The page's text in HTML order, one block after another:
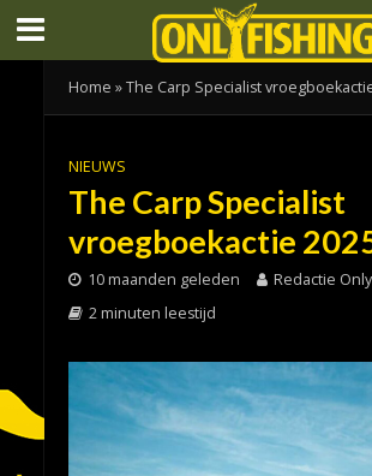
Home »The Carp Specialist
NIEUWS
The Carp Specialist
vroegboekactie
10 maanden geleden
Redactie
2 minuten leestijd